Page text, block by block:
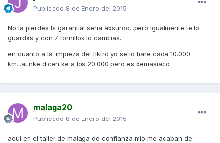
Publicado 8 de Enero del 2015
No la pierdes la garantia! seria absurdo...pero igualmente te lo
guardas y con 7 tornillos lo cambias..
en cuanto a la limpieza del fiktro yo se lo hare cada 10.000
km...aunke dicen ke a los 20.000 pero es demasiado
malaga20
Publicado 8 de Enero del 2015
aqui en el taller de malaga de confianza mio me acaban de